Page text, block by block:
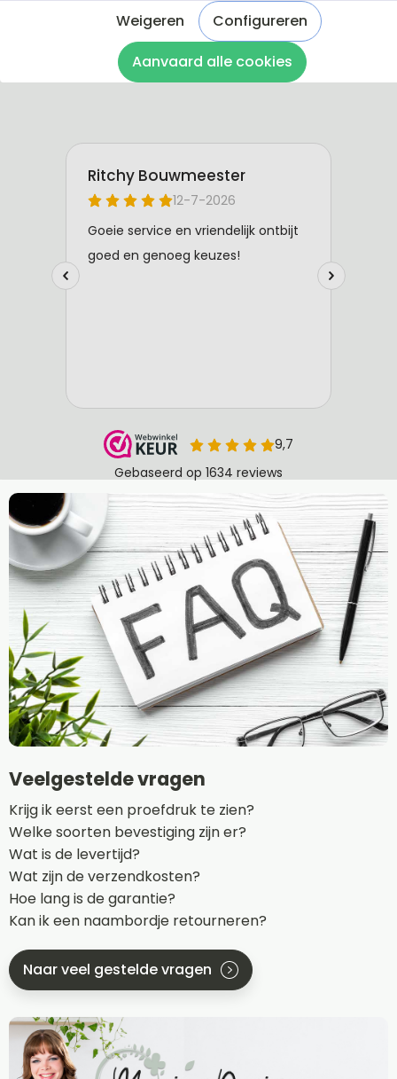
Veelgestelde vragen
Krijg ik eerst een proefdruk te zien?
Welke soorten bevestiging zijn er?
Wat is de levertijd?
Wat zijn de verzendkosten?
Hoe lang is de garantie?
Kan ik een naambordje retourneren?
Naar veel gestelde vragen
Weigeren
Configureren
Aanvaard alle cookies